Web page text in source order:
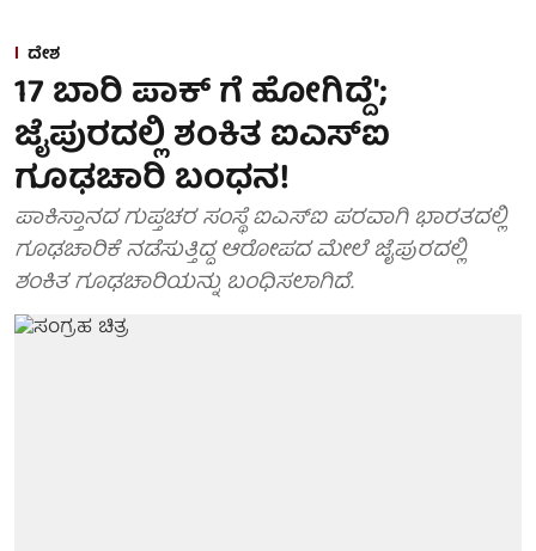
ದೇಶ
17 ಬಾರಿ ಪಾಕ್ ಗೆ ಹೋಗಿದ್ದೆ';
ಜೈಪುರದಲ್ಲಿ ಶಂಕಿತ ಐಎಸ್ಐ
ಗೂಢಚಾರಿ ಬಂಧನ!
ಪಾಕಿಸ್ತಾನದ ಗುಪ್ತಚರ ಸಂಸ್ಥೆ ಐಎಸ್ಐ ಪರವಾಗಿ ಭಾರತದಲ್ಲಿ
ಗೂಢಚಾರಿಕೆ ನಡೆಸುತ್ತಿದ್ದ ಆರೋಪದ ಮೇಲೆ ಜೈಪುರದಲ್ಲಿ
ಶಂಕಿತ ಗೂಢಚಾರಿಯನ್ನು ಬಂಧಿಸಲಾಗಿದೆ.